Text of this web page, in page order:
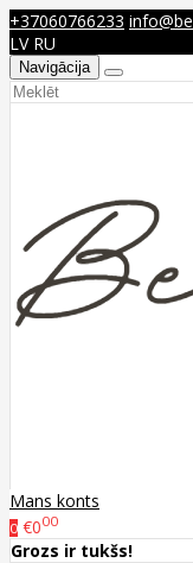
+37060766233
LV RU
Navigācija
Mans konts
0 €000
Grozs ir tukšs!